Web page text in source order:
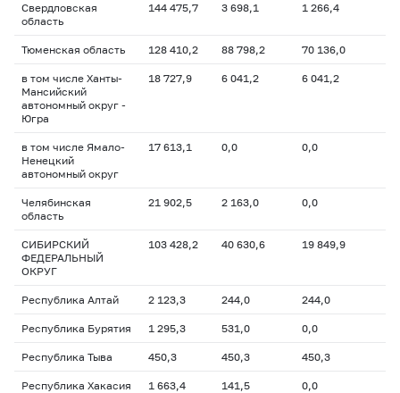
Свердловская
область
144 475,7 3 698,1 1 266,4
Тюменская область 128 410,2 88 798,2 70 136,0
в том числе Ханты-
Мансийский
автономный округ -
Югра
18 727,9 6 041,2 6 041,2
в том числе Ямало-
Ненецкий
автономный округ
17 613,1 0,0 0,0
Челябинская
область
21 902,5 2 163,0 0,0
СИБИРСКИЙ
ФЕДЕРАЛЬНЫЙ
ОКРУГ
103 428,2 40 630,6 19 849,9
Республика Алтай 2 123,3 244,0 244,0
Республика Бурятия 1 295,3 531,0 0,0
Республика Тыва 450,3 450,3 450,3
Республика Хакасия 1 663,4 141,5 0,0